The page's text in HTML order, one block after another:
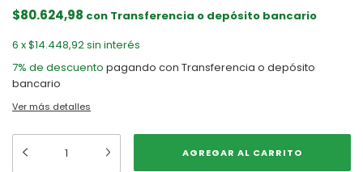
$80.624,98 con Transferencia o depósito bancario
6 x$14.448,92sin interés
7% de descuento pagando con Transferencia o depósito
bancario
Ver más detalles